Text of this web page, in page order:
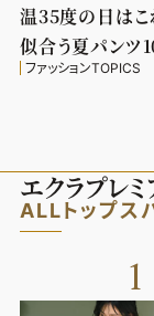
温35度の日はこ
似合う夏パンツ
ファッションTOPICS
エクラプレ
ALLトップス
1